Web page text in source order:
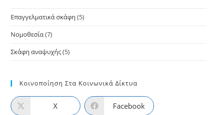
Επαγγελματικά σκάφη (5)
Νομοθεσία(7)
Σκάφη αναψυχής(5)
Κοινοποίηση Στα Κοινωνικά Δίκτυα
X Facebook